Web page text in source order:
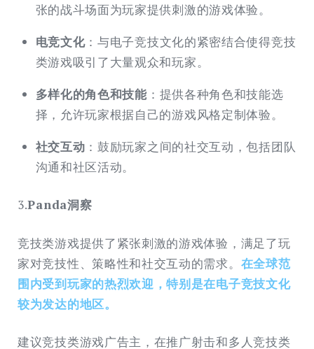
张的战斗场面为玩家提供刺激的游戏体验。
电竞文化：与电子竞技文化的紧密结合使得竞技
类游戏吸引了大量观众和玩家。
多样化的角色和技能：提供各种角色和技能选
择，允许玩家根据自己的游戏风格定制体验。
社交互动 ：鼓励玩家之间的社交互动，包括团队
沟通和社区活动。
3.Panda洞察
竞技类游戏提供了紧张刺激的游戏体验，满足了玩
家对竞技性、策略性和社交互动的需求。 在全球范
围内受到玩家的热烈欢迎，特别是在电子竞技文化
较为发达的地区。
建议竞技类游戏广告主，在推广射击和多人竞技类